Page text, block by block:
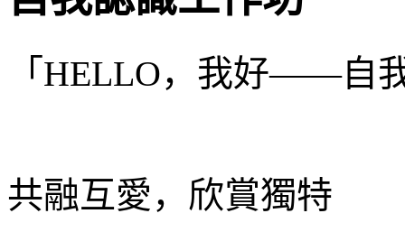
「HELLO，我好——自
共融互愛，欣賞獨特